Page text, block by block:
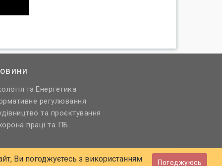
та Енергетика
регулювання
та проєктування
праці та ПБ
RU
Ви погоджуєтесь з використанням Погоджуюсь